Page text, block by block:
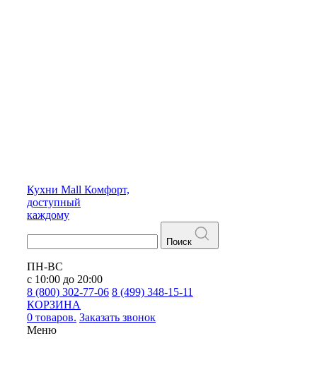
Кухни Mall Комфорт,
доступный
каждому
Поиск
ПН-ВС
с 10:00 до 20:00
8 (800) 302-77-06 8 (499) 348-15-11
КОРЗИНА
0 товаров. Заказать звонок
Меню